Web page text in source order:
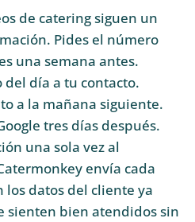
de catering siguen un
Pides el número
una semana antes.
día a tu contacto.
a la mañana siguiente.
tres días después.
una sola vez al
envía cada
los datos del cliente ya
sienten bien atendidos sin